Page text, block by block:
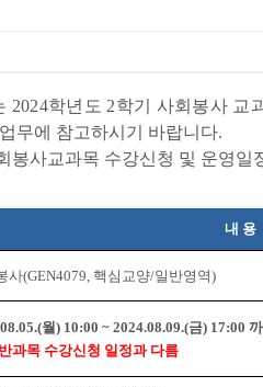
2024학년도 2학기 사회봉사 교
무에 참고하시기 바랍니다.
봉사교과목 수강신청 및 운영일
내 용
사(GEN4079, 핵심교양/일반영역)
월) 10:00 ~ 2024.08.09.(금) 17:00
과목 수강신청 일정과 다름